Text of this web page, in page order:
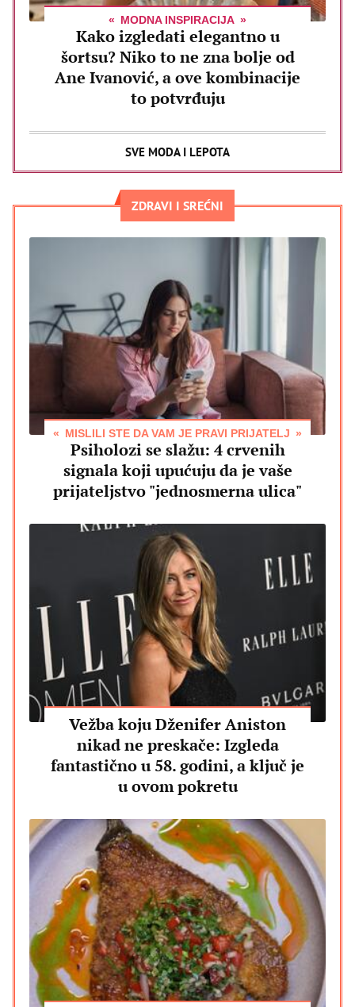
MODNA INSPIRACIJA
Kako izgledati elegantno u
šortsu? Niko to ne zna bolje od
Ane Ivanović, a ove kombinacije
to potvrđuju
SVE MODA I LEPOTA
ZDRAVI I SREĆNI
MISLILI STE DA VAM JE PRAVI PRIJATELJ
Psiholozi se slažu: 4 crvenih
signala koji upućuju da je vaše
prijateljstvo "jednosmerna ulica"
Vežba koju Dženifer Aniston
nikad ne preskače: Izgleda
fantastično u 58. godini, a ključ je
u ovom pokretu